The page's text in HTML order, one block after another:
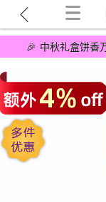
🎉 中秋礼盒饼香